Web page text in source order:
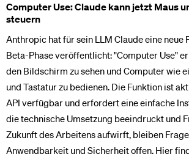
Computer Use: Claude kann jetzt Maus
steuern
Anthropic hat für sein LLM Claude eine neue
Beta-Phase veröffentlicht: "Computer Use"
den Bildschirm zu sehen und Computer wie
und Tastatur zu bedienen. Die Funktion ist
API verfügbar und erfordert eine einfache
die technische Umsetzung beeindruckt und
Zukunft des Arbeitens aufwirft, bleiben
Anwendbarkeit und Sicherheit offen. Hier